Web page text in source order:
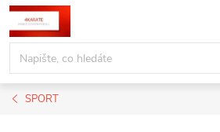
Přejít
na
obsah
SPORT